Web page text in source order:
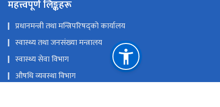
महत्त्वपूर्ण लिङ्कहरू
प्रधानमन्त्री तथा मन्त्रिपरिषद्को कार्यालय
स्वास्थ्य तथा जनसंख्या मन्त्रालय
स्वास्थ्य सेवा विभाग
औषधि व्यवस्था विभाग